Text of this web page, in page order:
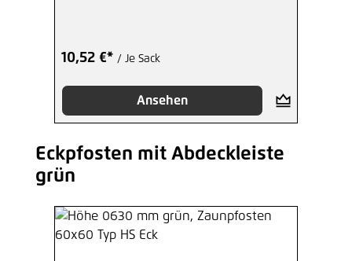
10,52 €* / Je Sack
Ansehen
Produktgalerie überspringen
Eckpfosten mit Abdeckleiste
grün